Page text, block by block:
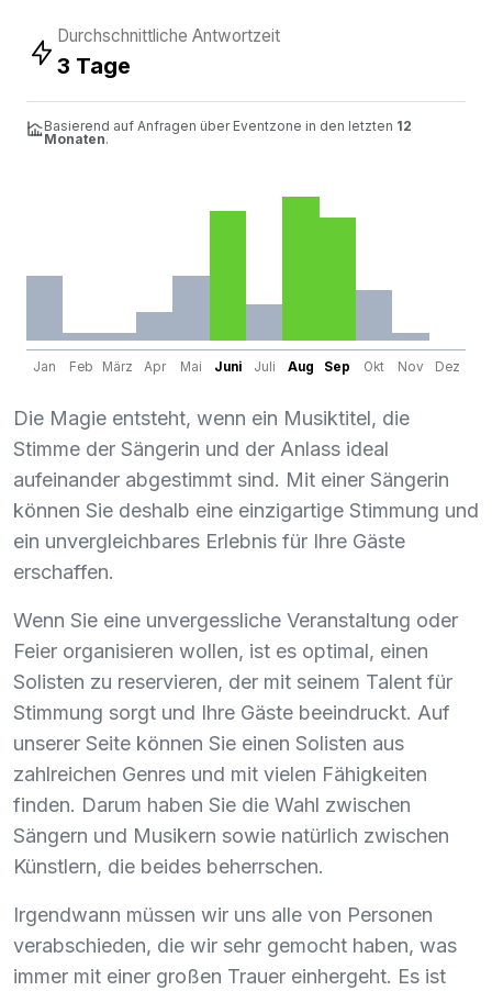
Durchschnittliche Antwortzeit
3 Tage
Basierend auf Anfragen über Eventzone in den letzten 12
Monaten.
Jan Feb März Apr Mai Juni Juli Aug Sep Okt Nov Dez
Die Magie entsteht, wenn ein Musiktitel, die
Stimme der Sängerin und der Anlass ideal
aufeinander abgestimmt sind. Mit einer Sängerin
können Sie deshalb eine einzigartige Stimmung und
ein unvergleichbares Erlebnis für Ihre Gäste
erschaffen.
Wenn Sie eine unvergessliche Veranstaltung oder
Feier organisieren wollen, ist es optimal, einen
Solisten zu reservieren, der mit seinem Talent für
Stimmung sorgt und Ihre Gäste beeindruckt. Auf
unserer Seite können Sie einen Solisten aus
zahlreichen Genres und mit vielen Fähigkeiten
finden. Darum haben Sie die Wahl zwischen
Sängern und Musikern sowie natürlich zwischen
Künstlern, die beides beherrschen.
Irgendwann müssen wir uns alle von Personen
verabschieden, die wir sehr gemocht haben, was
immer mit einer großen Trauer einhergeht. Es ist